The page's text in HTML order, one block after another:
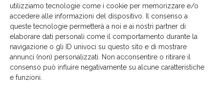
utilizziamo tecnologie come i cookie per memorizzare e/o
accedere alle informazioni del dispositivo. Il consenso a
queste tecnologie permetterà a noi e ai nostri partner di
elaborare dati personali come il comportamento durante la
navigazione o gli ID univoci su questo sito e di mostrare
annunci (non) personalizzati. Non acconsentire o ritirare il
consenso può influire negativamente su alcune caratteristiche
e funzioni.